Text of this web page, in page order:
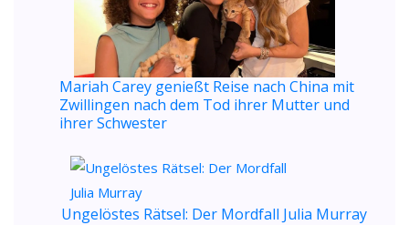
Mariah Carey genießt Reise nach China mit
Zwillingen nach dem Tod ihrer Mutter und
ihrer Schwester
Ungelöstes Rätsel: Der Mordfall Julia Murray